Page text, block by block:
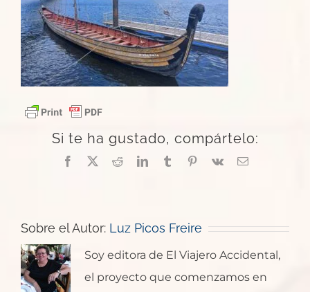
Si te ha gustado, compártelo:
Facebook
X RedditLinkedInTumblrPinterest
Vk
Correo
Sobre el Autor: Luz Picos Freire
Soy editora de El Viajero Accidental,
el proyecto que comenzamos en